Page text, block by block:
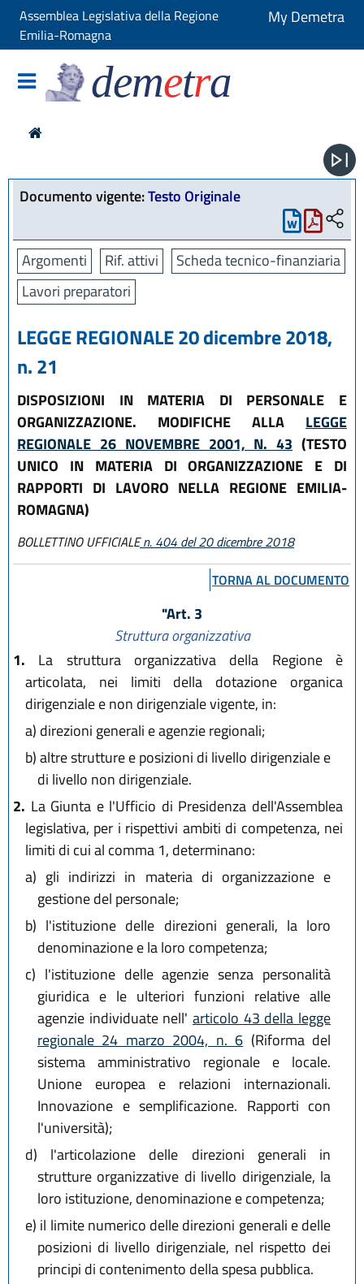
Assemblea Legislativa della Regione
Emilia-Romagna
My Demetra
demetra
Documento vigente:Testo Originale
Argomenti Rif. attivi
Scheda tecnico-finanziaria
Lavori preparatori
LEGGE REGIONALE 20 dicembre 2018,
n. 21
DISPOSIZIONI IN MATERIA DI PERSONALE E
ORGANIZZAZIONE. MODIFICHE ALLA LEGGE
REGIONALE 26 NOVEMBRE 2001, N. 43 (TESTO
UNICO IN MATERIA DI ORGANIZZAZIONE E DI
RAPPORTI DI LAVORO NELLA REGIONE EMILIA-
ROMAGNA)
BOLLETTINO UFFICIALEn. 404 del 20 dicembre 2018
TORNA AL DOCUMENTO
"Art. 3
Struttura organizzativa
1. La struttura organizzativa della Regione è
articolata, nei limiti della dotazione organica
dirigenziale e non dirigenziale vigente, in:
a) direzioni generali e agenzie regionali;
b)altre strutture e posizioni di livello dirigenziale e
di livello non dirigenziale.
2. La Giunta e l'Ufficio di Presidenza dell'Assemblea
legislativa, per i rispettivi ambiti di competenza, nei
limiti di cui al comma 1, determinano:
a) gli indirizzi in materia di organizzazione e
gestione del personale;
b) l'istituzione delle direzioni generali, la loro
denominazione e la loro competenza;
c) l'istituzione delle agenzie senza personalità
giuridica e le ulteriori funzioni relative alle
agenzie individuate nell' articolo 43 della legge
regionale 24 marzo 2004, n. 6 (Riforma del
sistema amministrativo regionale e locale.
Unione europea e relazioni internazionali.
Innovazione e semplificazione. Rapporti con
l'università);
d) l'articolazione delle direzioni generali in
strutture organizzative di livello dirigenziale, la
loro istituzione, denominazione e competenza;
e) il limite numerico delle direzioni generali e delle
posizioni di livello dirigenziale, nel rispetto dei
principi di contenimento della spesa pubblica.